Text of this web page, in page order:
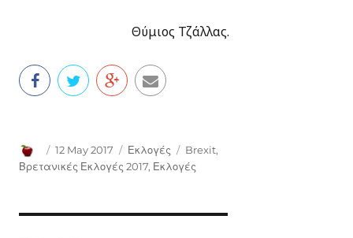
Θύμιος Τζάλλας.
Author
Posted
on
12 May 2017 Categories
Εκλογές Tags
Brexit,
Βρετανικές Εκλογές 2017, Εκλογές